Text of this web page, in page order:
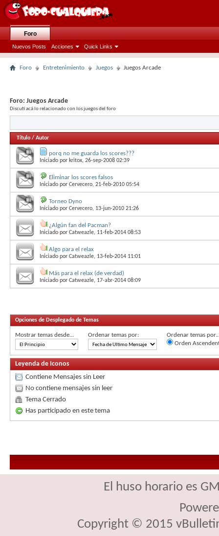
Foro
Nuevos Posts Acciones Quick Links
Foro Entretenimiento Juegos Juegos Arcade
Foro: Juegos Arcade
Discutí acá lo relacionado con los juegos del foro
Título / Autor
porq no me guarda los scores???
Iniciado por kritox, 26-sep-2008 02:39
Eliminar los scores falsos
Iniciado por Cervecero, 21-feb-2010 05:54
Torneo Dyno
Iniciado por Cervecero, 13-jun-2010 21:26
¿Algún fan del Pacman?
Iniciado por Catweazle, 11-feb-2014 08:53
Algo para el relax
Iniciado por Catweazle, 13-feb-2014 11:01
Más para el relax (de verdad)
Iniciado por Catweazle, 17-abr-2014 08:09
Opciones de Desplegado de Temas
Mostrar temas desde... Ordenar temas por:
Ordenar temas
Orden
Leyenda de Iconos
Contiene Mensajes sin Leer
No contiene mensajes sin leer
Tema Cerrado
Has participado en este tema
El huso horario es
Copyright © 2015